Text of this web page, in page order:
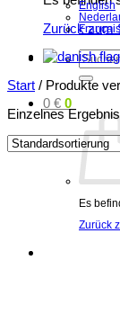
Zurück zum
Suchen
nach:
0 € 0
Es
Zurück
English
Français
Start / Produkte
Einzelnes